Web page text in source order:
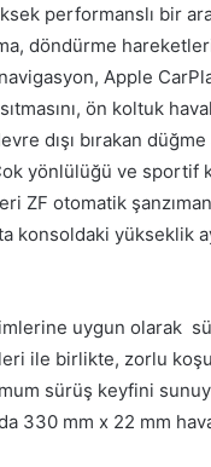
performanslı bir
döndürme
Apple
ön koltuk
dışı bırakan
yönlülüğü ve sportif
ZF otomatik
konsoldaki
uygun olarak
ile birlikte, zorlu
sürüş keyfini
330 mm x 22 mm